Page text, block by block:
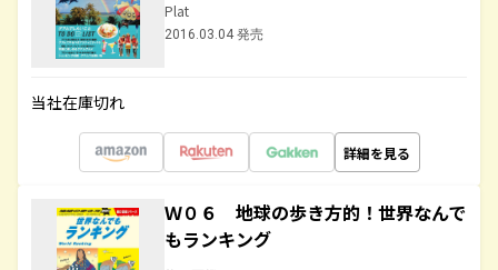
Plat
2016.03.04 発売
当社在庫切れ
詳細を見る
Ｗ０６ 地球の歩き方的！世界なんで
もランキング